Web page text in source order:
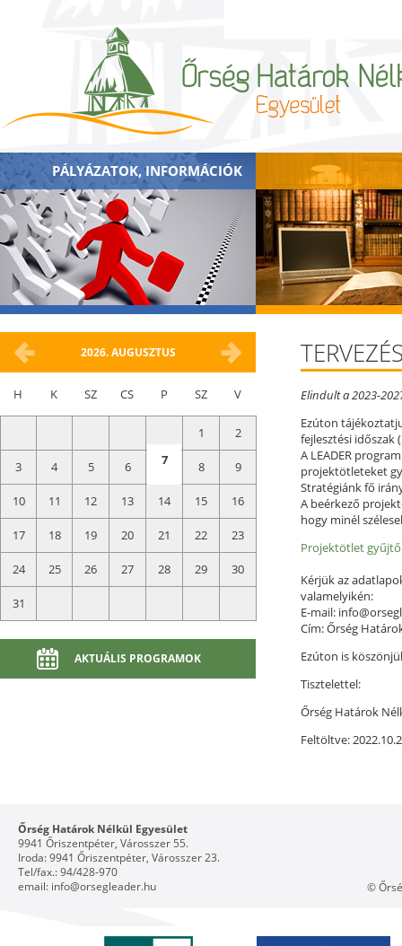
PÁLYÁZATOK, INFORMÁCIÓK
2026. AUGUSZTUS
H K SZ CS P SZ V
1 2
3 4 5 6 7 8 9
10 11 12 13 14 15 16
17 18 19 20 21 22 23
24 25 26 27 28 29 30
31
AKTUÁLIS PROGRAMOK
Elindult a 2023-
Ezúton
fejlesztési időszak
A LEADER
projektötleteket
Stratégiánk fő
A beérkező
hogy minél
Projektötlet
Kérjük az
valamelyikén:
E-mail:
Cím: Őrség
Ezúton is
Tisztelettel:
Őrség Határok
Feltöltve:
Őrség Határok Nélkül Egyesület
9941 Őriszentpéter, Városszer 55.
Iroda: 9941 Őriszentpéter, Városszer 23.
Tel/fax.: 94/428-970
email: info@orsegleader.hu ©